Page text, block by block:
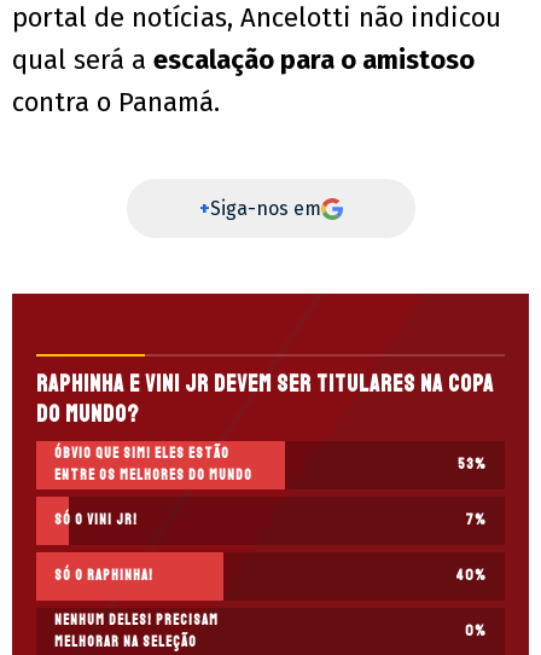
portal de notícias, Ancelotti não indicou
qual será a escalação para o amistoso
contra o Panamá.
+Siga-nos em
Raphinha e Vini Jr devem ser titulares na Copa
do Mundo?
Óbvio que sim! Eles estão
entre os melhores do mundo
53%
Só o Vini Jr! 7%
Só o Raphinha! 40%
Nenhum deles! Precisam
melhorar na Seleção
0%